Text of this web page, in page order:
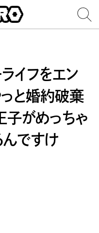
イフをエン
っと婚約破棄
子がめっちゃ
んですけ